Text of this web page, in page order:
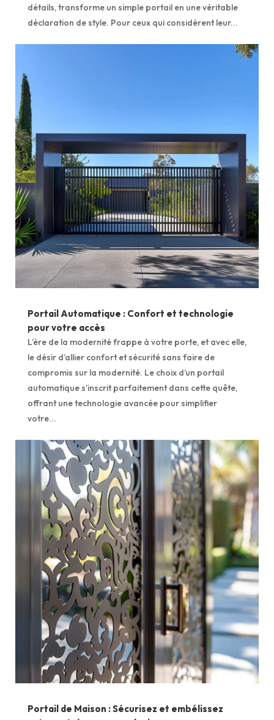
détails, transforme un simple portail en une véritable
déclaration de style. Pour ceux qui considèrent leur...
Portail Automatique : Confort et technologie
pour votre accès
L’ère de la modernité frappe à votre porte, et avec elle,
le désir d’allier confort et sécurité sans faire de
compromis sur la modernité. Le choix d’un portail
automatique s’inscrit parfaitement dans cette quête,
offrant une technologie avancée pour simplifier
votre...
Portail de Maison : Sécurisez et embélissez